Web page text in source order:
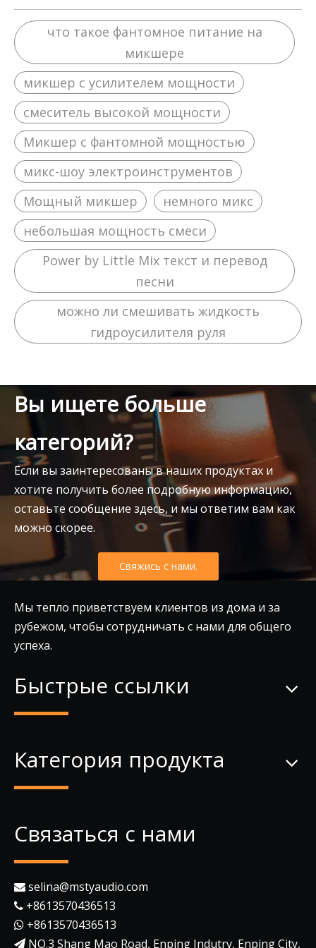
что такое фантомное питание на
микшере
микшер с усилителем мощности
смеситель высокой мощности
Микшер с фантомной мощностью
микс-шоу электроинструментов
Мощный микшер
немного микс
небольшая мощность смеси
Power by Little Mix текст и перевод
песни
можно ли смешивать жидкость
гидроусилителя руля
Вы ищете больше
категорий?
Если вы заинтересованы в наших продуктах и
хотите получить более подробную информацию,
оставьте сообщение здесь, и мы ответим вам как
можно скорее.
Свяжись с нами.
Мы тепло приветствуем клиентов из дома и за
рубежом, чтобы сотрудничать с нами для общего
успеха.
Быстрые ссылки
Категория продукта
Связаться с нами
 selina@mstyaudio.com
 +8613570436513
 +8613570436513
 NO.3 Shang Mao Road, Enping Indutry, Enping City,